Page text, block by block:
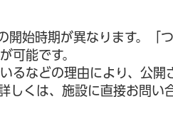
開始時期が異なります。「
可能です。
るなどの理由により、公開
しくは、施設に直接お問い